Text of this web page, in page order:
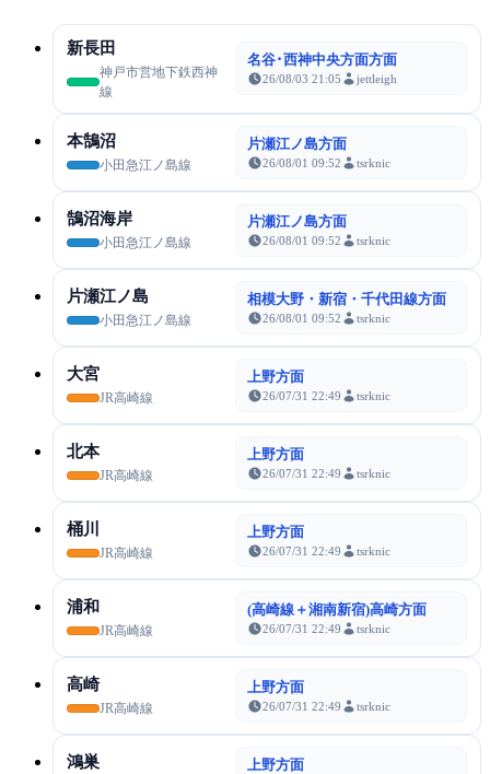
新長田
神戸市営地下鉄西神
線
名谷･西神中央方面方面
26/08/03 21:05 jettleigh
本鵠沼
小田急江ノ島線
片瀬江ノ島方面
26/08/01 09:52 tsrknic
鵠沼海岸
小田急江ノ島線
片瀬江ノ島方面
26/08/01 09:52 tsrknic
片瀬江ノ島
小田急江ノ島線
相模大野・新宿・千代田線方面
26/08/01 09:52 tsrknic
大宮
JR高崎線
上野方面
26/07/31 22:49 tsrknic
北本
JR高崎線
上野方面
26/07/31 22:49 tsrknic
桶川
JR高崎線
上野方面
26/07/31 22:49 tsrknic
浦和
JR高崎線
(高崎線＋湘南新宿)高崎方面
26/07/31 22:49 tsrknic
高崎
JR高崎線
上野方面
26/07/31 22:49 tsrknic
鴻巣 上野方面